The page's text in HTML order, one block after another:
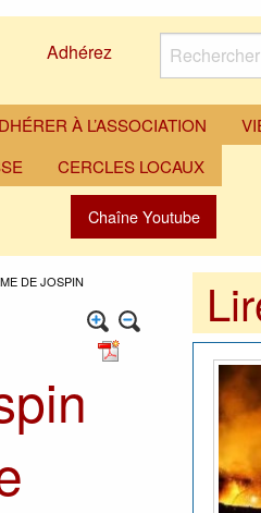
Adhérez
Rechercher
À L’ASSOCIATION
CERCLES LOCAUX
Chaîne Youtube
DE JOSPIN